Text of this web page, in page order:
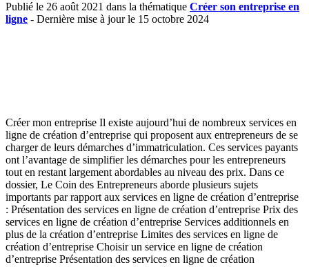
Publié le 26 août 2021 dans la thématique Créer son entreprise en
ligne - Dernière mise à jour le 15 octobre 2024
Créer mon entreprise Il existe aujourd’hui de nombreux services en
ligne de création d’entreprise qui proposent aux entrepreneurs de se
charger de leurs démarches d’immatriculation. Ces services payants
ont l’avantage de simplifier les démarches pour les entrepreneurs
tout en restant largement abordables au niveau des prix. Dans ce
dossier, Le Coin des Entrepreneurs aborde plusieurs sujets
importants par rapport aux services en ligne de création d’entreprise
: Présentation des services en ligne de création d’entreprise Prix des
services en ligne de création d’entreprise Services additionnels en
plus de la création d’entreprise Limites des services en ligne de
création d’entreprise Choisir un service en ligne de création
d’entreprise Présentation des services en ligne de création